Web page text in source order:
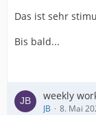
Das ist sehr
Bis bald...
weekly
JB 8. Mai